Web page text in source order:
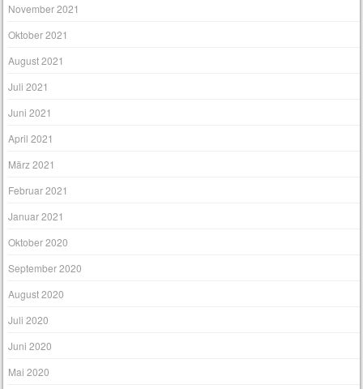
November 2021
Oktober 2021
August 2021
Juli 2021
Juni 2021
April 2021
März 2021
Februar 2021
Januar 2021
Oktober 2020
September 2020
August 2020
Juli 2020
Juni 2020
Mai 2020